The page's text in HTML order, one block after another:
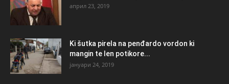
април 23, 2019
Ki šutka pirela na penđardo vordon ki
mangin te len potikore...
јануари 24, 2019